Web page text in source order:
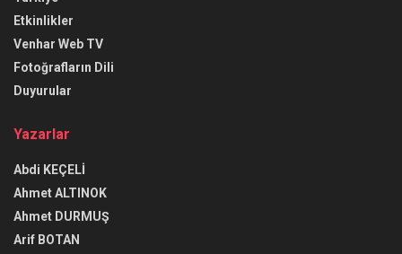
Etkinlikler
Venhar Web TV
Fotoğrafların Dili
Duyurular
Yazarlar
Abdi KEÇELİ
Ahmet ALTINOK
Ahmet DURMUŞ
Arif BOTAN